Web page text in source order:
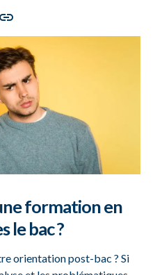
formation en
le bac ?
orientation post-bac ? Si